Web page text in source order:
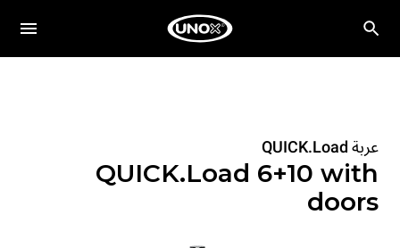
عربة QUICK.Load
QUICK.Load 6+10 with
doors